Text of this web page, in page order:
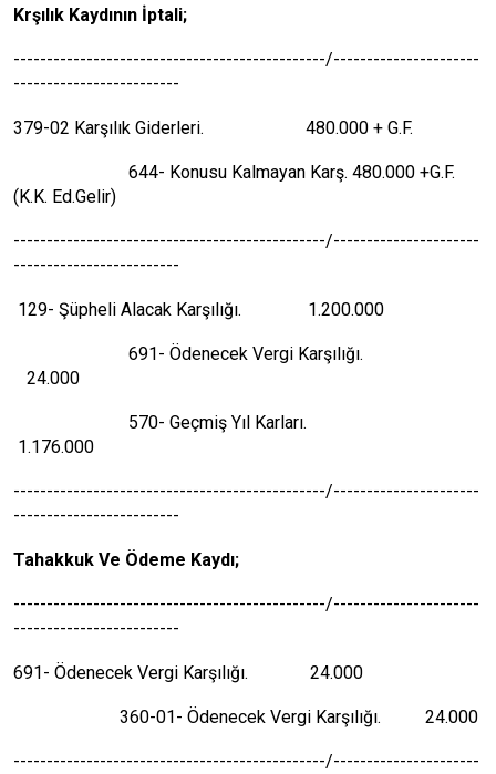
Krşılık Kaydının İptali;
-----------------------------------------------/----------------------
-------------------------
379-02 Karşılık Giderleri. 480.000 + G.F.
644- Konusu Kalmayan Karş. 480.000 +G.F.
(K.K. Ed.Gelir)
-----------------------------------------------/----------------------
-------------------------
129- Şüpheli Alacak Karşılığı. 1.200.000
691- Ödenecek Vergi Karşılığı.
24.000
570- Geçmiş Yıl Karları.
1.176.000
-----------------------------------------------/----------------------
-------------------------
Tahakkuk Ve Ödeme Kaydı;
-----------------------------------------------/----------------------
-------------------------
691- Ödenecek Vergi Karşılığı. 24.000
360-01- Ödenecek Vergi Karşılığı. 24.000
-----------------------------------------------/----------------------